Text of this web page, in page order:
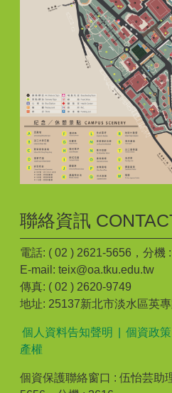
聯絡資訊
電話: ( 02 ) 2621-5656，分機
E-mail: teix@oa.tku.edu.tw
傳真: ( 02 ) 2620-9749
地址: 25137新北市淡水區英
個人資料告知聲明 個資政策
產權
個資保護聯絡窗口 : 伍怡芸助